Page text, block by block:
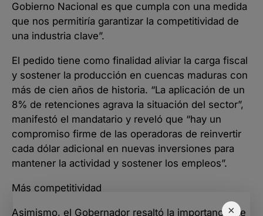
×
Gobierno Nacional es que cumpla con una medida
que nos permitiría garantizar la competitividad de
una industria clave”.
El pedido tiene como finalidad aliviar la carga fiscal
y sostener la producción en cuencas maduras con
más de cien años de historia. “La aplicación de un
8% de retenciones agrava la situación del sector”,
manifestó el mandatario y reveló que “hay un
compromiso firme de las operadoras de reinvertir
cada dólar adicional en nuevas inversiones para
mantener la actividad y sostener los empleos”.
Más competitividad
Asimismo, el Gobernador resaltó la importancia de